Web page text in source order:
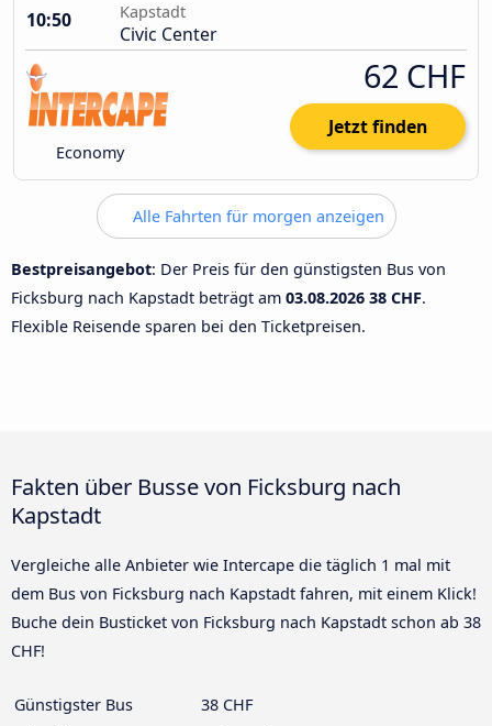
10:50
Kapstadt
Civic Center
Economy
62 CHF
Jetzt finden
Alle Fahrten für morgen anzeigen
Bestpreisangebot: Der Preis für den günstigsten Bus von
Ficksburg nach Kapstadt beträgt am 03.08.2026 38 CHF.
Flexible Reisende sparen bei den Ticketpreisen.
Fakten über Busse von Ficksburg nach
Kapstadt
Vergleiche alle Anbieter wie Intercape die täglich 1 mal mit
dem Bus von Ficksburg nach Kapstadt fahren, mit einem Klick!
Buche dein Busticket von Ficksburg nach Kapstadt schon ab 38
CHF!
Günstigster Bus
38 CHF